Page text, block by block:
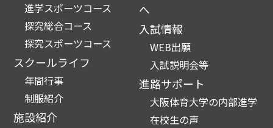
進学スポーツコース
探究総合コース
探究スポーツコース
スクールライフ
年間行事
制服紹介
施設紹介
へ
入試情報
WEB出願
入試説明会等
進路サポート
大阪体育大学の内部進学
在校生の声